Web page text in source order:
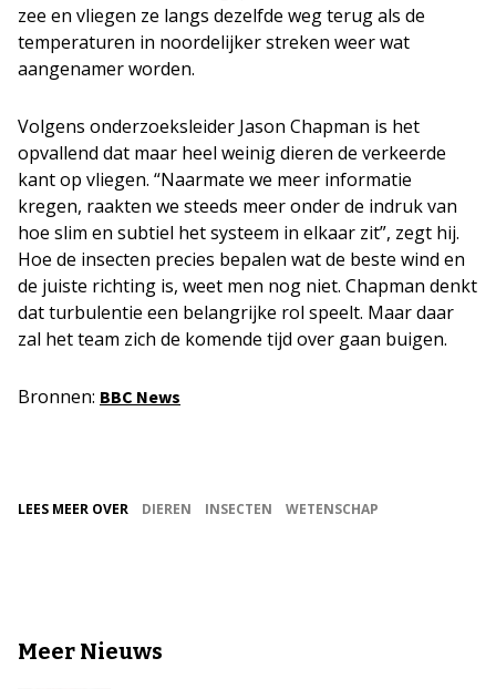
zee en vliegen ze langs dezelfde weg terug als de
temperaturen in noordelijker streken weer wat
aangenamer worden.
Volgens onderzoeksleider Jason Chapman is het
opvallend dat maar heel weinig dieren de verkeerde
kant op vliegen. “Naarmate we meer informatie
kregen, raakten we steeds meer onder de indruk van
hoe slim en subtiel het systeem in elkaar zit”, zegt hij.
Hoe de insecten precies bepalen wat de beste wind en
de juiste richting is, weet men nog niet. Chapman denkt
dat turbulentie een belangrijke rol speelt. Maar daar
zal het team zich de komende tijd over gaan buigen.
Bronnen: BBC News
LEES MEER OVER DIEREN INSECTEN WETENSCHAP
Meer Nieuws